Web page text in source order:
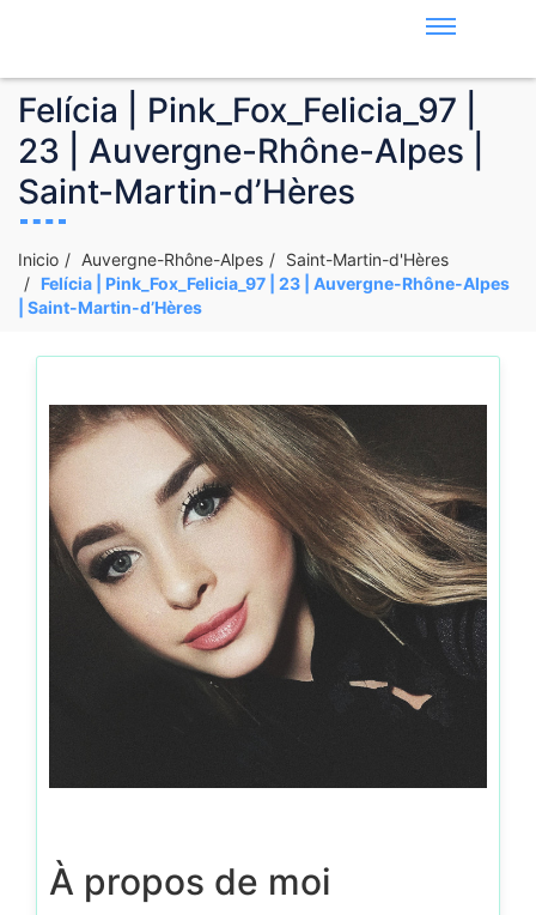
Felícia | Pink_Fox_Felicia_97 |
23 | Auvergne-Rhône-Alpes |
Saint-Martin-d’Hères
Inicio Auvergne-Rhône-Alpes
Saint-Martin-d'Hères
Felícia | Pink_Fox_Felicia_97 | 23 | Auvergne-Rhône-Alpes
| Saint-Martin-d’Hères
À propos de moi